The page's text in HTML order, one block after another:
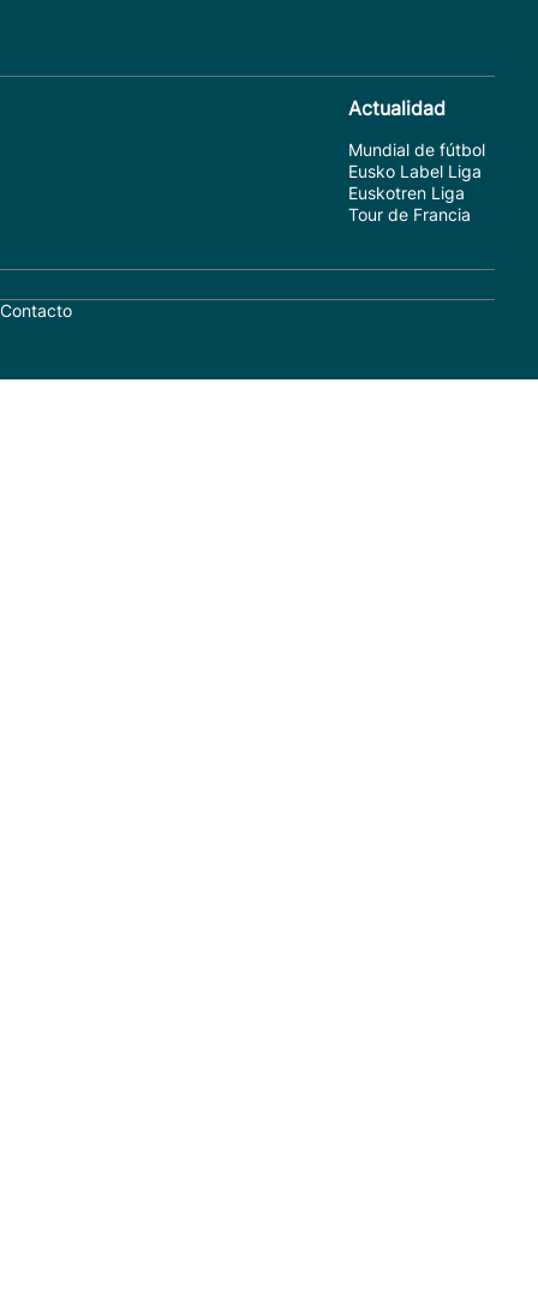
Actualidad
Mundial de fútbol
Eusko Label Liga
Euskotren Liga
Tour de Francia
Contacto